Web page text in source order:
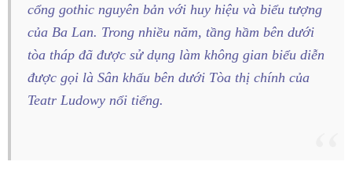
cổng gothic nguyên bản với huy hiệu và biểu tượng
của Ba Lan. Trong nhiều năm, tầng hầm bên dưới
tòa tháp đã được sử dụng làm không gian biểu diễn
được gọi là Sân khấu bên dưới Tòa thị chính của
Teatr Ludowy nổi tiếng.